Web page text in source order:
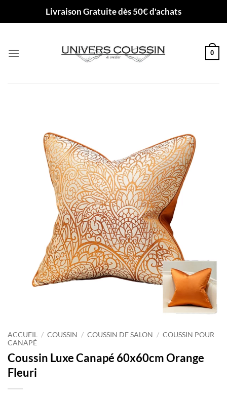
Livraison Gratuite dès 50€ d'achats
0
ACCUEIL / COUSSIN / COUSSIN DE SALON / COUSSIN POUR
CANAPÉ
Coussin Luxe Canapé 60x60cm Orange
Fleuri